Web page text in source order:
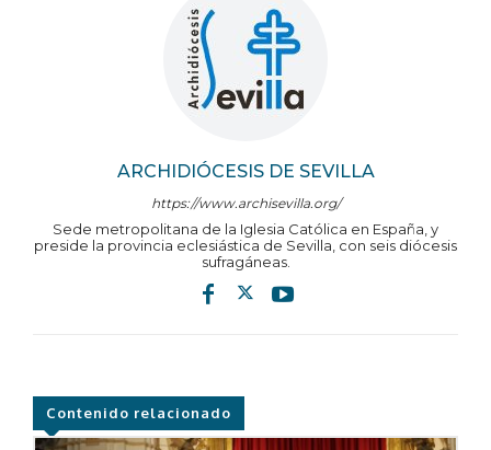
ARCHIDIÓCESIS DE SEVILLA
https://www.archisevilla.org/
Sede metropolitana de la Iglesia Católica en España, y
preside la provincia eclesiástica de Sevilla, con seis diócesis
sufragáneas.
Contenido relacionado